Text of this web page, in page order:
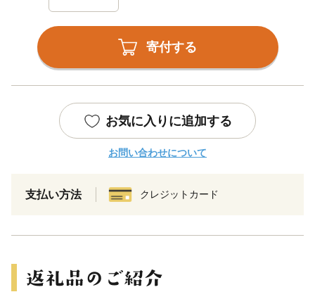
寄付する
お気に入りに追加する
お問い合わせについて
支払い方法 クレジットカード